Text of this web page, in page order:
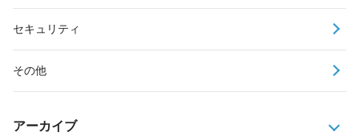
セキュリティ
その他
アーカイブ